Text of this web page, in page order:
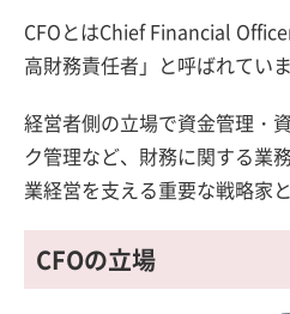
CFOとはChief Financial
高財務責任者」と呼ばれていま
経営者側の立場で資金管理・
ク管理など、財務に関する業
業経営を支える重要な戦略家
CFOの立場